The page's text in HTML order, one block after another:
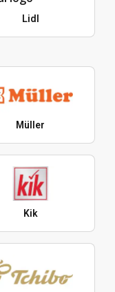
Lidl
Müller
Kik